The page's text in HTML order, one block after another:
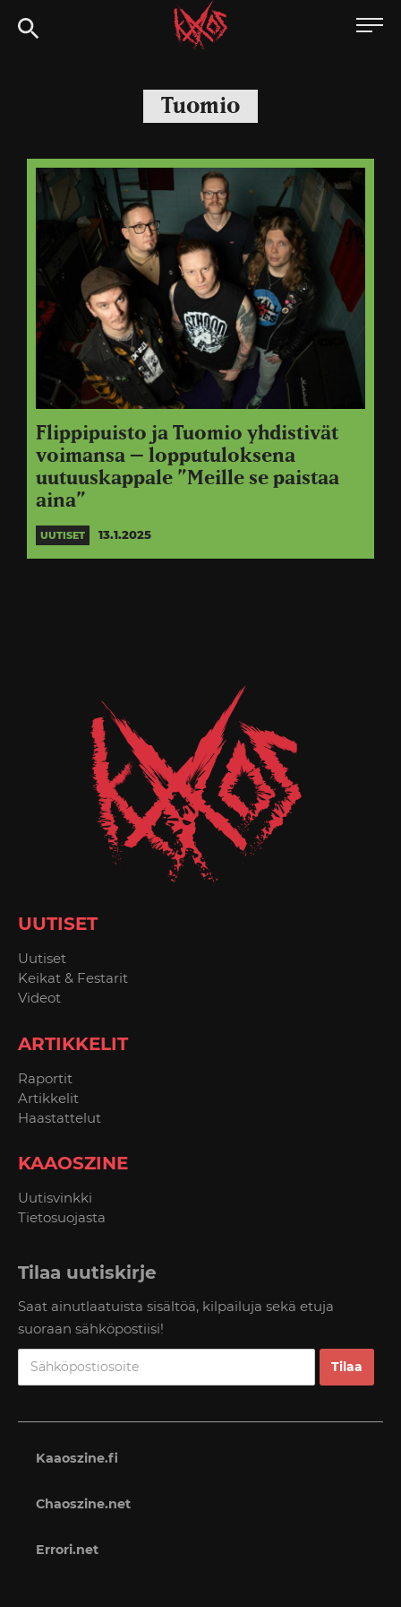
Siirry
suoraan
Kaaoszine
Tuomio
Flippipuisto ja Tuomio yhdistivät
voimansa – lopputuloksena
uutuuskappale ”Meille se paistaa
aina”
UUTISET 13.1.2025
UUTISET
Uutiset
Keikat & Festarit
Videot
ARTIKKELIT
Raportit
Artikkelit
Haastattelut
KAAOSZINE
Uutisvinkki
Tietosuojasta
Tilaa uutiskirje
Saat ainutlaatuista sisältöä, kilpailuja sekä etuja
suoraan sähköpostiisi!
Kaaoszine.fi
Chaoszine.net
Errori.net